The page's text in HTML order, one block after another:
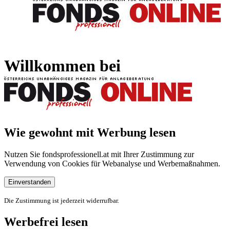
Willkommen bei
Wie gewohnt mit Werbung lesen
Nutzen Sie fondsprofessionell.at mit Ihrer Zustimmung zur
Verwendung von Cookies für Webanalyse und Werbemaßnahmen.
Einverstanden
Die Zustimmung ist jederzeit widerrufbar.
Werbefrei lesen